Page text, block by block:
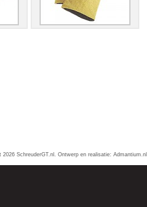
2026 SchreuderGT.nl . Ontwerp en realisatie: Admantium.nl